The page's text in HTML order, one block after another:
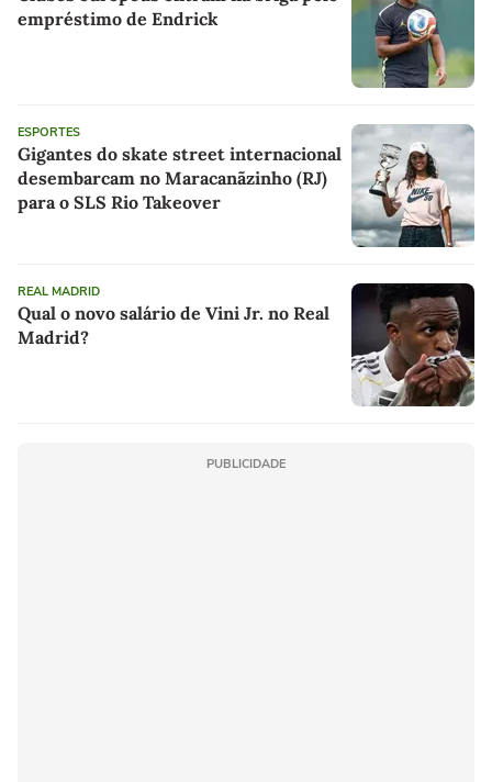
empréstimo de Endrick
ESPORTES
Gigantes do skate street internacional
desembarcam no Maracanãzinho (RJ)
para o SLS Rio Takeover
REAL MADRID
Qual o novo salário de Vini Jr. no Real
Madrid?
PUBLICIDADE